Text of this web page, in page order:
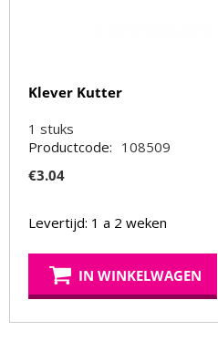
Klever Kutter
1 stuks
Productcode: 108509
€3.04
Levertijd: 1 a 2 weken
IN WINKELWAGEN